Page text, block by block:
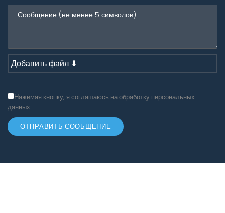
Добавить файл ⬇
Нажимая кнопку, я соглашаюсь на обработку персональных
данных.
ОТПРАВИТЬ СООБЩЕНИЕ